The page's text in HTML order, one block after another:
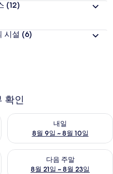
(12)
시설 (6)
확인
8일 ~ 8월 9일
내일
8월 9일 ~ 8월 10일
내일 예약 가능 여부 확인, 8월
14일 ~ 8월 16일
다음 주말
8월 21일 ~ 8월 23일
다음 주말 예약 가능 여부 확인